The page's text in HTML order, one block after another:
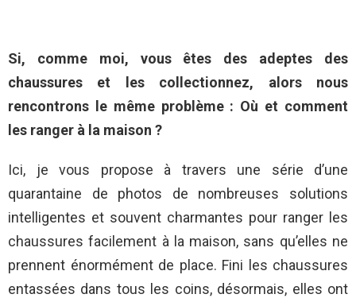
Si, comme moi, vous êtes des adeptes des
chaussures et les collectionnez, alors nous
rencontrons le même problème : Où et comment
les ranger à la maison ?
Ici, je vous propose à travers une série d’une
quarantaine de photos de nombreuses solutions
intelligentes et souvent charmantes pour ranger les
chaussures facilement à la maison, sans qu’elles ne
prennent énormément de place. Fini les chaussures
entassées dans tous les coins, désormais, elles ont